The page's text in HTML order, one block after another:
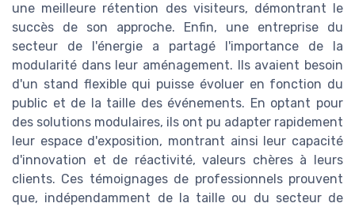
une meilleure rétention des visiteurs, démontrant le
succès de son approche. Enfin, une entreprise du
secteur de l'énergie a partagé l'importance de la
modularité dans leur aménagement. Ils avaient besoin
d'un stand flexible qui puisse évoluer en fonction du
public et de la taille des événements. En optant pour
des solutions modulaires, ils ont pu adapter rapidement
leur espace d'exposition, montrant ainsi leur capacité
d'innovation et de réactivité, valeurs chères à leurs
clients. Ces témoignages de professionnels prouvent
que, indépendamment de la taille ou du secteur de